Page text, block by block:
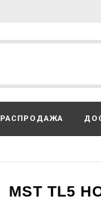
РАСПРОДАЖА
MST TL5